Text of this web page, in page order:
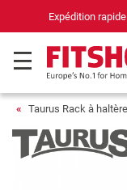
Expédition
Taurus Rack à